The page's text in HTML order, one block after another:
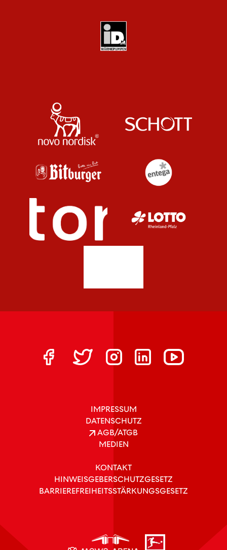
IMPRESSUM
DATENSCHUTZ
AGB/ATGB
MEDIEN
KONTAKT
HINWEISGEBERSCHUTZGESETZ
BARRIEREFREIHEITSSTÄRKUNGSGESETZ